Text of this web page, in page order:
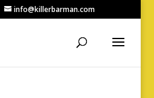
info@killerbarman.com